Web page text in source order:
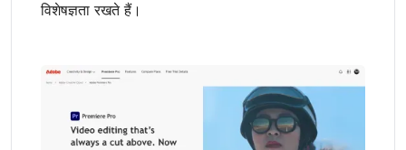
विशेषज्ञता रखते हैं।